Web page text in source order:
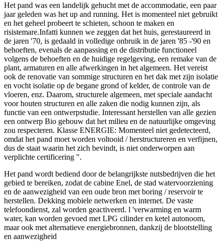
Het pand was een landelijk gehucht met de accommodatie, een paar
jaar geleden was het up and running. Het is momenteel niet gebruikt
en het geheel probeert te schieten, schoon te maken en
risistemare.Infatti kunnen we zeggen dat het huis, gerestaureerd in
de jaren '70, is gedaald in volledige onbruik in de jaren '85 -'90 en
behoeften, evenals de aanpassing en de distributie functioneel
volgens de behoeften en de huidige regelgeving, een remake van de
plant, armaturen en alle afwerkingen in het algemeen. Het vereist
ook de renovatie van sommige structuren en het dak met zijn isolatie
en vocht isolatie op de begane grond of kelder, de controle van de
vloeren, enz. Daarom, structurele algemeen, met speciale aandacht
voor houten structuren en alle zaken die nodig kunnen zijn, als
functie van een ontwerpstudie. Interessant herstellen van alle gezien
een ontwerp Bio gebouw dat het milieu en de natuurlijke omgeving
zou respecteren. Klasse ENERGIE: Momenteel niet gedetecteerd,
omdat het pand moet worden voltooid / herstructureren en verfijnen,
dus de staat waarin het zich bevindt, is niet onderworpen aan
verplichte certificering ".
Het pand wordt bediend door de belangrijkste nutsbedrijven die het
gebied te bereiken, zodat de cabine Enel, de stad watervoorziening
en de aanwezigheid van een oude bron met boring / reservoir te
herstellen. Dekking mobiele netwerken en internet. De vaste
telefoondienst, zal worden geactiveerd. l 'verwarming en warm
water, kan worden gevoed met LPG cilinder en ketel autonoom,
maar ook met alternatieve energiebronnen, dankzij de blootstelling
en aanwezigheid